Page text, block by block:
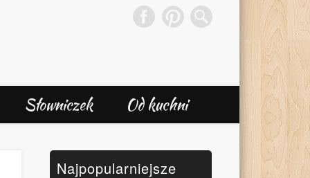
Słowniczek Od kuchni
Najpopularniejsze